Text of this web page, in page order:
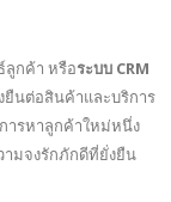
ลูกค้า หรือระบบ CRM
ยืนต่อสินค้าและบริการ
ารหาลูกค้าใหม่หนึ่ง
ามจงรักภักดีที่ยั่งยืน